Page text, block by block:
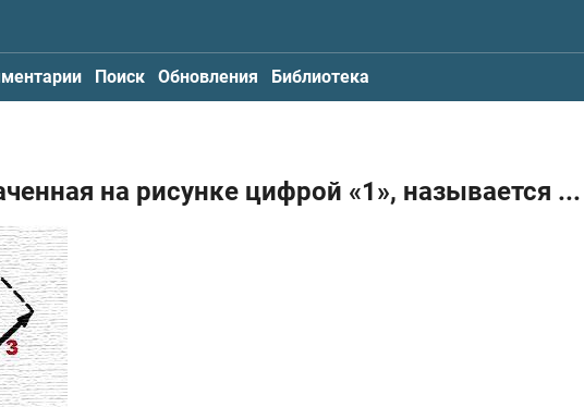
Поиск Обновления Библиотека
на рисунке цифрой «1», называется ...